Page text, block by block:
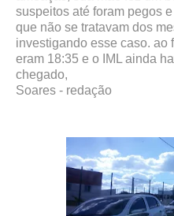
suspeitos até foram pegos
que não se tratavam dos
investigando esse caso. ao
eram 18:35 e o IML ainda
Soares - redação